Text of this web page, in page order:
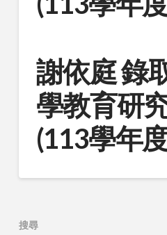
謝依庭 錄
學教育研
(113學年
搜尋